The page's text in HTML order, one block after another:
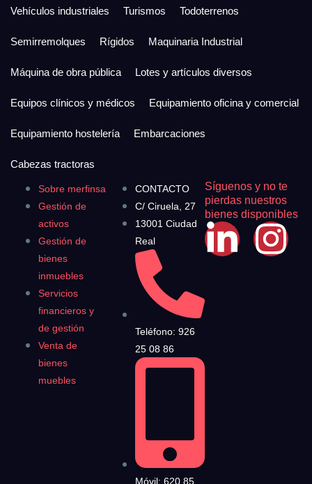
Sobre merfinsa
Gestión de
activos
Gestión de
bienes
inmuebles
Servicios
financieros y
de gestión
Venta de
bienes
muebles
CONTACTO
C/ Ciruela, 27
13001 Ciudad
Real
Teléfono: 926
25 08 86
Móvil: 620 85
Síguenos y no te
pierdas nuestros
bienes disponibles
Vehículos industriales
Turismos Todoterrenos
Semirremolques Rígidos Maquinaria Industrial
Máquina de obra pública Lotes y artículos diversos
Equipos clínicos y médicos Equipamiento oficina y comercial
Equipamiento hostelería Embarcaciones
Cabezas tractoras